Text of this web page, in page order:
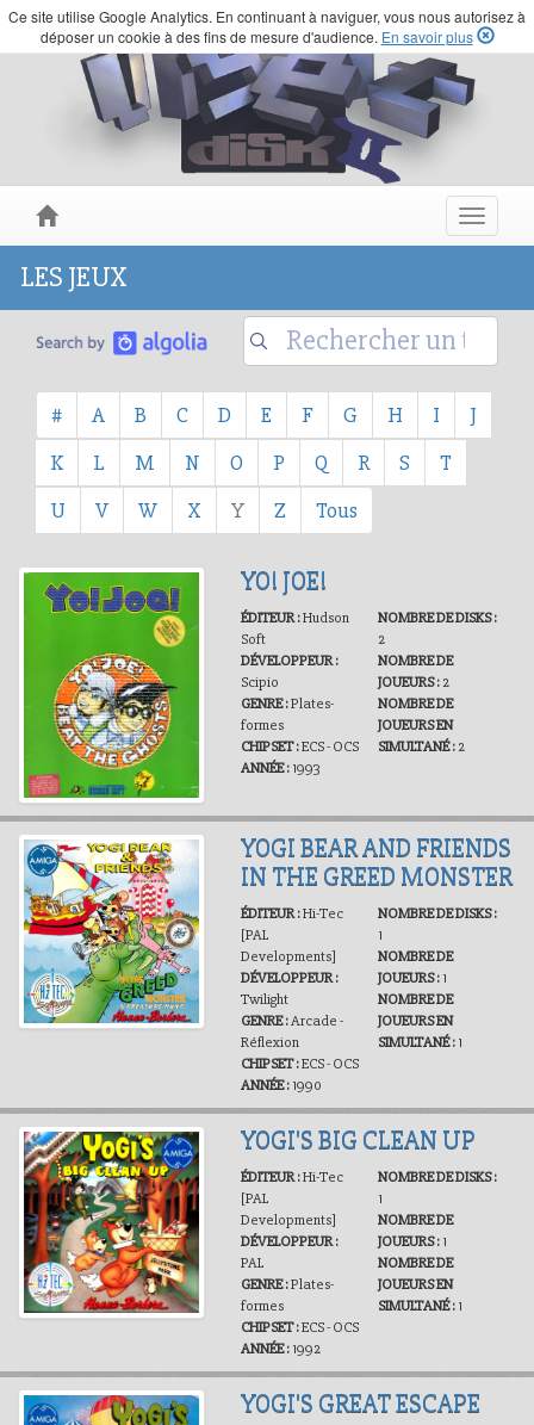
Ce site utilise Google Analytics. En continuant à naviguer, vous nous autorisez à
déposer un cookie à des fins de mesure d'audience. En savoir plus
Toggle
LES JEUX
# A B C D E F G H I
J
K
L M N O P Q R S
T
U
V W X Y Z Tous
YO! JOE!
ÉDITEUR :Hudson
Soft
DÉVELOPPEUR :
Scipio
GENRE :Plates-
formes
CHIPSET :ECS - OCS
ANNÉE :1993
NOMBRE DE DISKS :
2
NOMBRE DE
JOUEURS :2
NOMBRE DE
JOUEURS EN
SIMULTANÉ :2
YOGI BEAR AND FRIENDS
IN THE GREED MONSTER
ÉDITEUR :Hi-Tec
[PAL
Developments]
DÉVELOPPEUR :
Twilight
GENRE :Arcade -
Réflexion
CHIPSET :ECS - OCS
ANNÉE :1990
NOMBRE DE DISKS :
1
NOMBRE DE
JOUEURS :1
NOMBRE DE
JOUEURS EN
SIMULTANÉ :1
YOGI'S BIG CLEAN UP
ÉDITEUR :Hi-Tec
[PAL
Developments]
DÉVELOPPEUR :
PAL
GENRE :Plates-
formes
CHIPSET :ECS - OCS
ANNÉE :1992
NOMBRE DE DISKS :
1
NOMBRE DE
JOUEURS :1
NOMBRE DE
JOUEURS EN
SIMULTANÉ :1
YOGI'S GREAT ESCAPE